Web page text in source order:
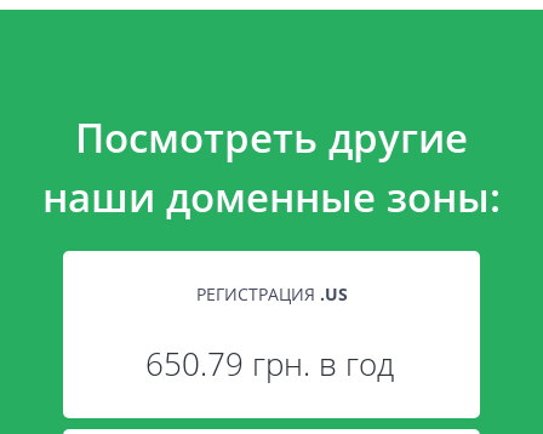
Посмотреть другие
наши доменные зоны:
РЕГИСТРАЦИЯ .US
650.79 грн. в год